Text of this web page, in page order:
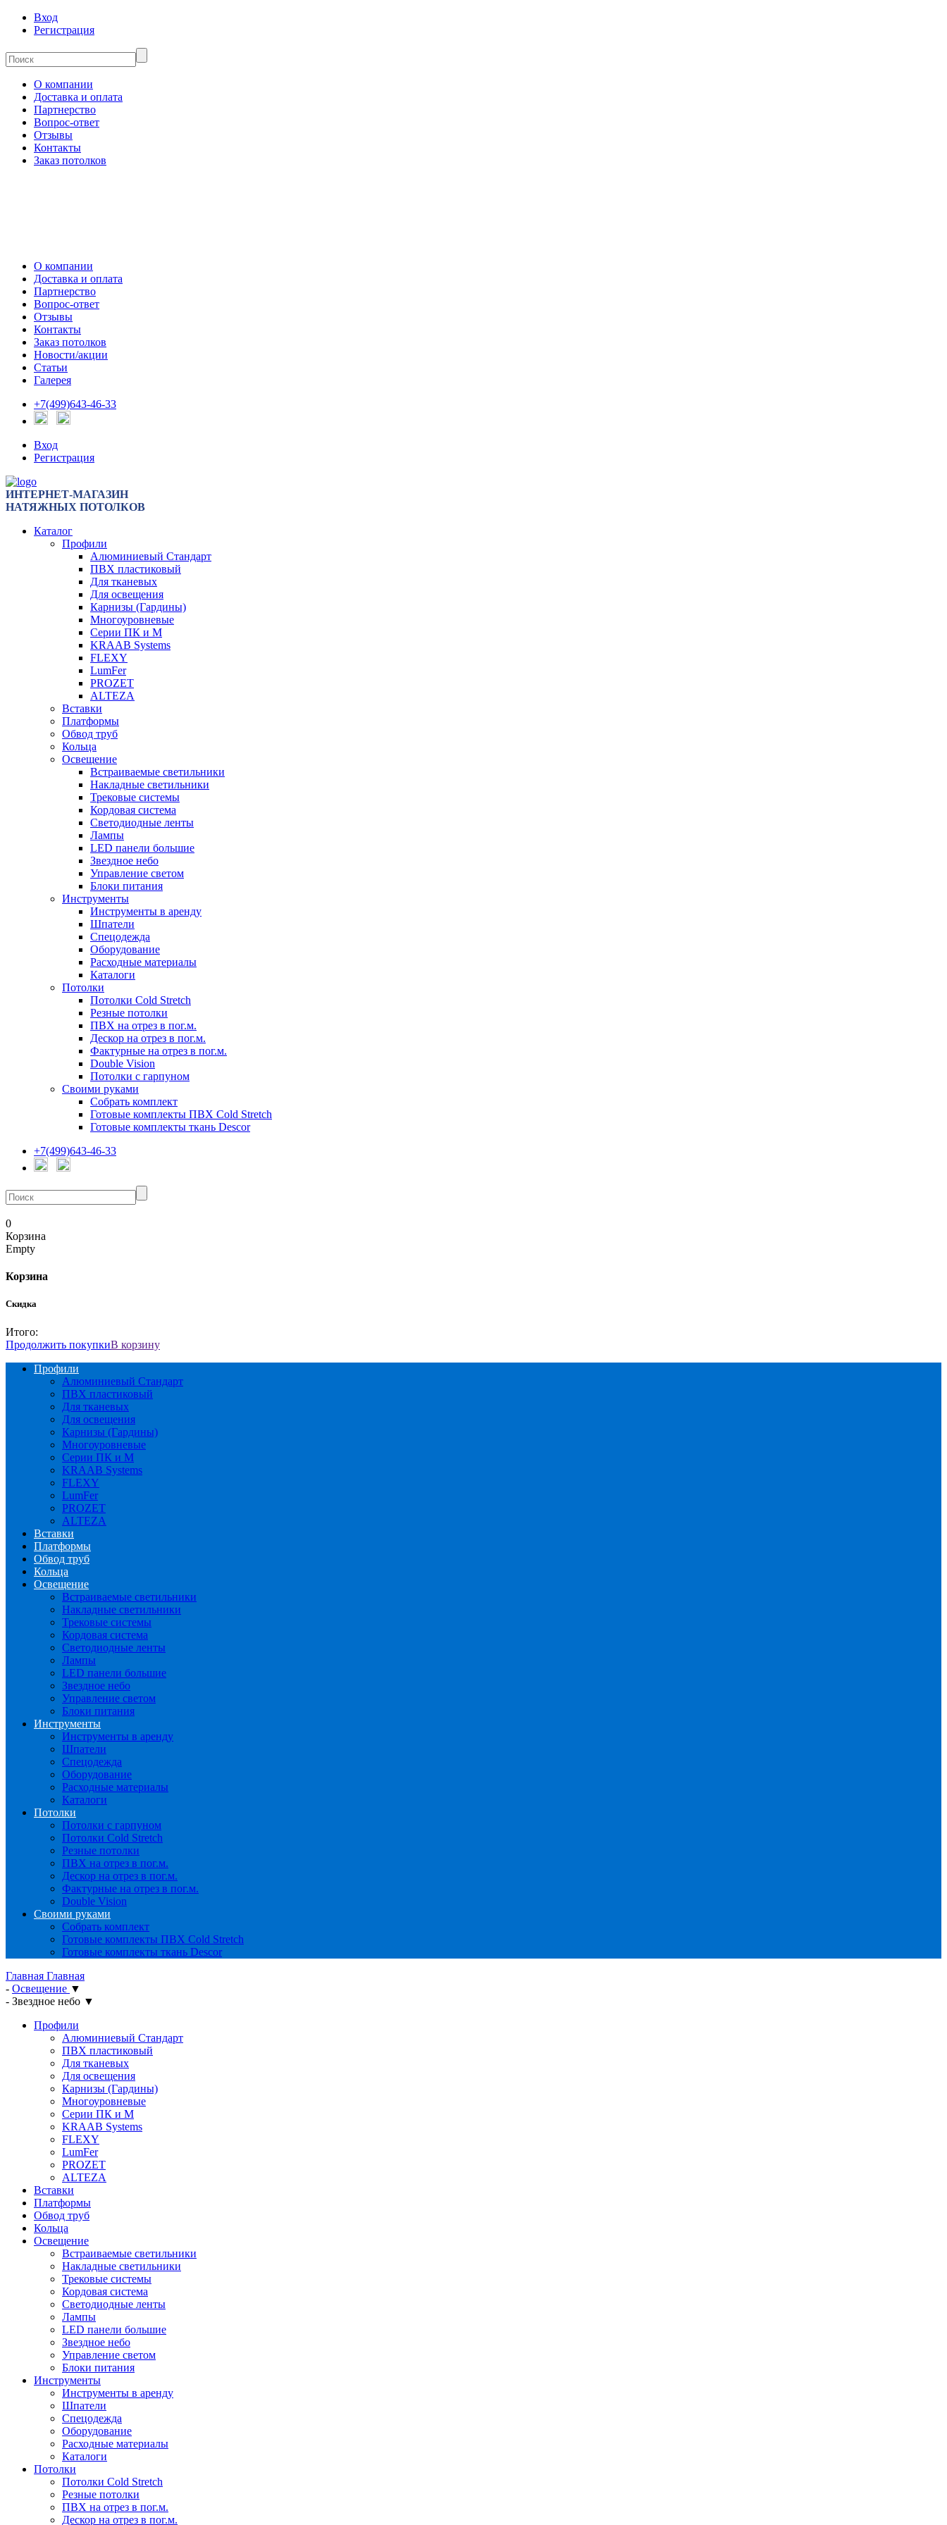
Вход
Регистрация
О компании
Доставка и оплата
Партнерство
Вопрос-ответ
Отзывы
Контакты
Заказ потолков
О компании
Доставка и оплата
Партнерство
Вопрос-ответ
Отзывы
Контакты
Заказ потолков
Новости/акции
Статьи
Галерея
+7(499)643-46-33
Вход
Регистрация
ИНТЕРНЕТ-МАГАЗИН
НАТЯЖНЫХ ПОТОЛКОВ
Каталог
Профили
Алюминиевый Стандарт
ПВХ пластиковый
Для тканевых
Для освещения
Карнизы (Гардины)
Многоуровневые
Серии ПК и М
KRAAB Systems
FLEXY
LumFer
PROZET
ALTEZA
Вставки
Платформы
Обвод труб
Кольца
Освещение
Встраиваемые светильники
Накладные светильники
Трековые системы
Кордовая система
Светодиодные ленты
Лампы
LED панели большие
Звездное небо
Управление светом
Блоки питания
Инструменты
Инструменты в аренду
Шпатели
Спецодежда
Оборудование
Расходные материалы
Каталоги
Потолки
Потолки Cold Stretch
Резные потолки
ПВХ на отрез в пог.м.
Дескор на отрез в пог.м.
Фактурные на отрез в пог.м.
Double Vision
Потолки с гарпуном
Своими руками
Собрать комплект
Готовые комплекты ПВХ Cold Stretch
Готовые комплекты ткань Descor
+7(499)643-46-33
0
Корзина
Empty
Корзина
Скидка
Итого:
Продолжить покупкиВ корзину
Профили
Алюминиевый Стандарт
ПВХ пластиковый
Для тканевых
Для освещения
Карнизы (Гардины)
Многоуровневые
Серии ПК и М
KRAAB Systems
FLEXY
LumFer
PROZET
ALTEZA
Вставки
Платформы
Обвод труб
Кольца
Освещение
Встраиваемые светильники
Накладные светильники
Трековые системы
Кордовая система
Светодиодные ленты
Лампы
LED панели большие
Звездное небо
Управление светом
Блоки питания
Инструменты
Инструменты в аренду
Шпатели
Спецодежда
Оборудование
Расходные материалы
Каталоги
Потолки
Потолки с гарпуном
Потолки Cold Stretch
Резные потолки
ПВХ на отрез в пог.м.
Дескор на отрез в пог.м.
Фактурные на отрез в пог.м.
Double Vision
Своими руками
Собрать комплект
Готовые комплекты ПВХ Cold Stretch
Готовые комплекты ткань Descor
Главная Главная
- Освещение ▼
- Звездное небо ▼
Профили
Алюминиевый Стандарт
ПВХ пластиковый
Для тканевых
Для освещения
Карнизы (Гардины)
Многоуровневые
Серии ПК и М
KRAAB Systems
FLEXY
LumFer
PROZET
ALTEZA
Вставки
Платформы
Обвод труб
Кольца
Освещение
Встраиваемые светильники
Накладные светильники
Трековые системы
Кордовая система
Светодиодные ленты
Лампы
LED панели большие
Звездное небо
Управление светом
Блоки питания
Инструменты
Инструменты в аренду
Шпатели
Спецодежда
Оборудование
Расходные материалы
Каталоги
Потолки
Потолки Cold Stretch
Резные потолки
ПВХ на отрез в пог.м.
Дескор на отрез в пог.м.